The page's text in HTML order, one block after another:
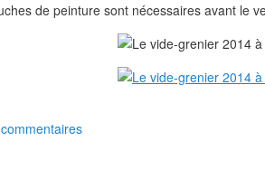
de peinture sont nécessaires avant le